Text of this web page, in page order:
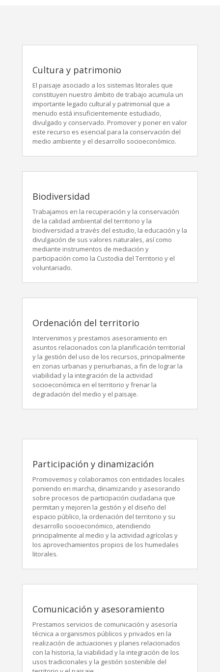
Cultura y patrimonio
El paisaje asociado a los sistemas litorales que
constituyen nuestro ámbito de trabajo acumula un
importante legado cultural y patrimonial que a
menudo está insuficientemente estudiado,
divulgado y conservado. Promover y poner en valor
este recurso es esencial para la conservación del
medio ambiente y el desarrollo socioeconómico.
Biodiversidad
Trabajamos en la recuperación y la conservación
de la calidad ambiental del territorio y la
biodiversidad a través del estudio, la educación y la
divulgación de sus valores naturales, así como
mediante instrumentos de mediación y
participación como la Custodia del Territorio y el
voluntariado.
Ordenación del territorio
Intervenimos y prestamos asesoramiento en
asuntos relacionados con la planificación territorial
y la gestión del uso de los recursos, principalmente
en zonas urbanas y periurbanas, a fin de lograr la
viabilidad y la integración de la actividad
socioeconómica en el territorio y frenar la
degradación del medio y el paisaje.
Participación y dinamización
Promovemos y colaboramos con entidades locales
poniendo en marcha, dinamizando y asesorando
sobre procesos de participación ciudadana que
permitan y mejoren la gestión y el diseño del
espacio público, la ordenación del territorio y su
desarrollo socioeconómico, atendiendo
principalmente al medio y la actividad agrícolas y
los aprovechamientos propios de los humedales
litorales.
Comunicación y asesoramiento
Prestamos servicios de comunicación y asesoría
técnica a organismos públicos y privados en la
realización de actuaciones y planes relacionados
con la historia, la viabilidad y la integración de los
usos tradicionales y la gestión sostenible del